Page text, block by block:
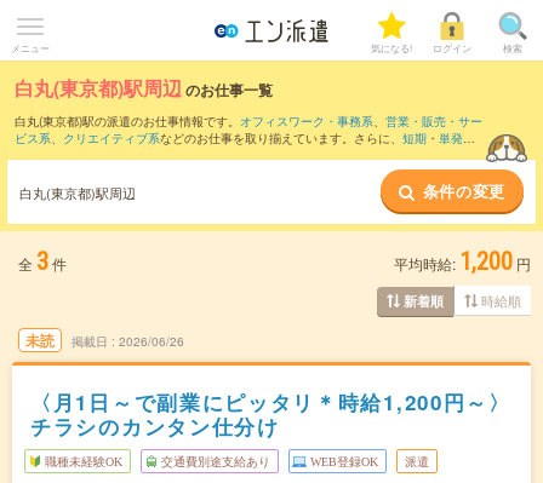
メニュー 気になる! ログイン 検索
白丸(東京都)駅周辺のお仕事一覧
白丸(東京都)駅の派遣のお仕事情報です。 オフィスワーク・事務系、 営業・販売・サー
ビス系、 クリエイティブ系などのお仕事を取り揃えています。さらに、 短期 ・ 単発な
また、日向和田駅・軍畑駅
など近隣駅のお仕事もご
確認いただけます。
白丸(東京都)駅周辺 条件の変更
全 3件 平均時給: 1,200 円
新着順 時給順
未読 掲載日 2026/06/26
〈月1日～で副業にピッタリ＊時給1,200円～〉
チラシのカンタン仕分け
職種未経験OK 交通費別途支給あり WEB登録OK 派遣